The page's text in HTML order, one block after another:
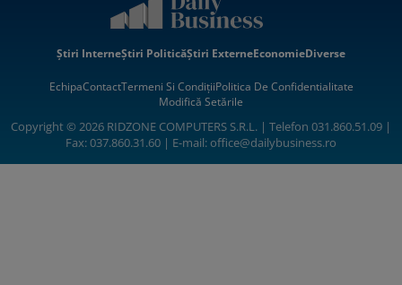
Știri InterneȘtiri PoliticăȘtiri ExterneEconomieDiverse
EchipaContactTermeni Si CondițiiPolitica De Confidentialitate
Modifică Setările
Copyright © 2026 RIDZONE COMPUTERS S.R.L. | Telefon 031.860.51.09 |
Fax: 037.860.31.60 | E-mail:office@dailybusiness.ro